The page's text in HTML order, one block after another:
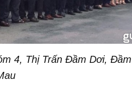
4, Thị Trấn Đầm Dơi,